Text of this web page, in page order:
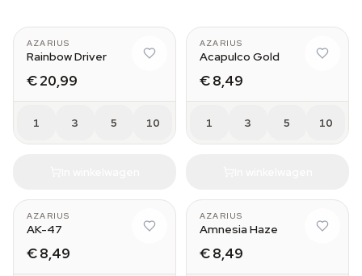
AZARIUS
Rainbow Driver
€ 20,99
1 3 5 10
AZARIUS
Acapulco Gold
€ 8,49
1 3 5 10
AZARIUS
AK-47
€ 8,49
AZARIUS
Amnesia Haze
€ 8,49